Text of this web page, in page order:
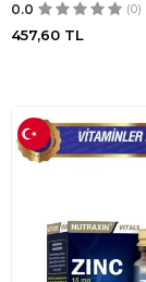
0.0 (0)
457,60 TL